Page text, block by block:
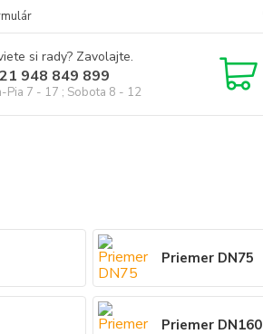
si rady? Zavolajte.
948 849 899
Pia 7 - 17 ; Sobota 8 - 12
Priemer DN75
Priemer DN160